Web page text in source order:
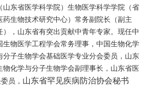
（山东省医学科学院）生物医学科学学院（省
药生物技术研究中心）常务副院长（副主
），山东省有突出贡献中青年专家。 现任中
生物医学工程学会常务理事，中国生物化学
分子生物学会基础医学专业分会委员，山东
物化学与分子生物学会副理事长，山东省医
员， 山东省罕见疾病防治协会秘书